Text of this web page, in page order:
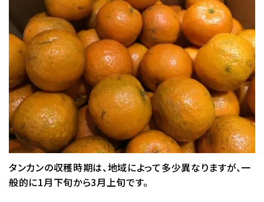
タンカンの収穫時期は、地域によって多少異なりますが、一
般的に1月下旬から3月上旬です。